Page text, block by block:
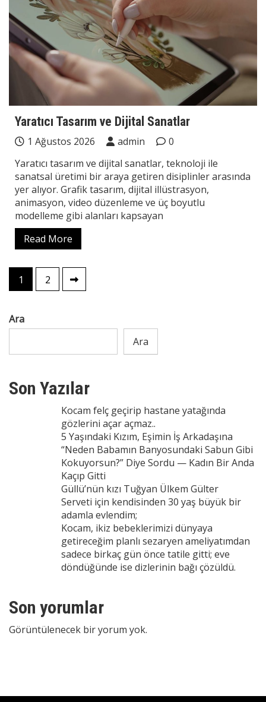
Yaratıcı Tasarım ve Dijital Sanatlar
1 Ağustos 2026 admin
0
Yaratıcı tasarım ve dijital sanatlar, teknoloji ile
sanatsal üretimi bir araya getiren disiplinler arasında
yer alıyor. Grafik tasarım, dijital illüstrasyon,
animasyon, video düzenleme ve üç boyutlu
modelleme gibi alanları kapsayan
Read More
Yazı
sayfalaması
1 2
Ara
Ara
Son Yazılar
Kocam felç geçirip hastane yatağında
gözlerini açar açmaz..
5 Yaşındaki Kızım, Eşimin İş Arkadaşına
“Neden Babamın Banyosundaki Sabun Gibi
Kokuyorsun?” Diye Sordu — Kadın Bir Anda
Kaçıp Gitti
Güllü’nün kızı Tuğyan Ülkem Gülter
Serveti için kendisinden 30 yaş büyük bir
adamla evlendim;
Kocam, ikiz bebeklerimizi dünyaya
getireceğim planlı sezaryen ameliyatımdan
sadece birkaç gün önce tatile gitti; eve
döndüğünde ise dizlerinin bağı çözüldü.
Son yorumlar
Görüntülenecek bir yorum yok.